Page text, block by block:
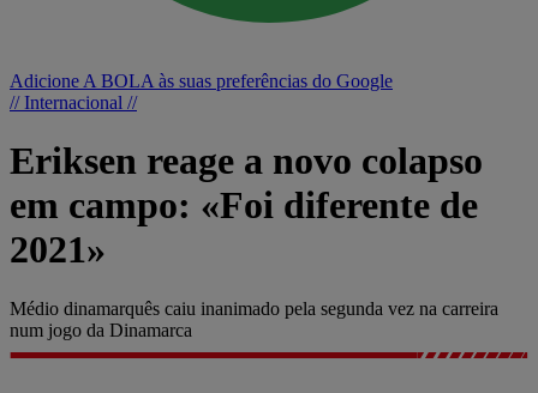
Adicione A BOLA às suas preferências do Google
// Internacional //
Eriksen reage a novo colapso
em campo: «Foi diferente de
2021»
Médio dinamarquês caiu inanimado pela segunda vez na carreira
num jogo da Dinamarca